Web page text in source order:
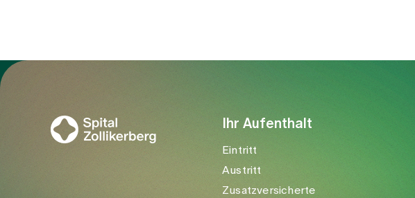
Ihr Aufenthalt
Eintritt
Austritt
Zusatzversicherte